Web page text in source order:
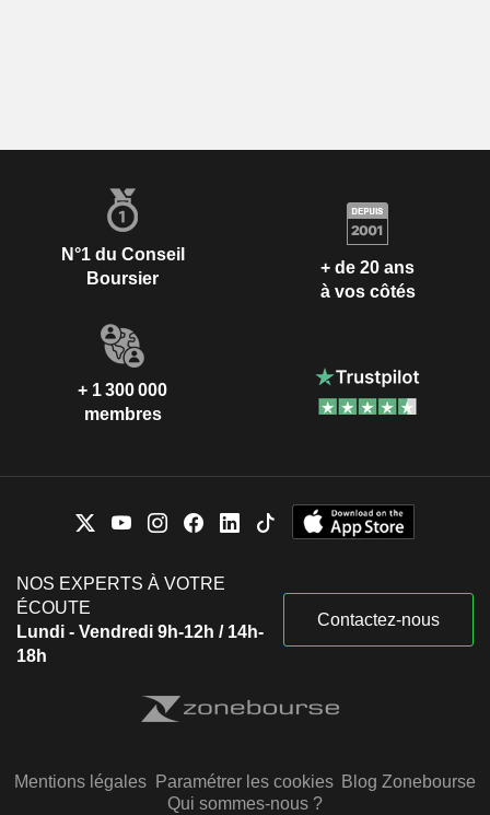
N°1 du Conseil
Boursier
+ de 20 ans
à vos côtés
+ 1 300 000
membres
NOS EXPERTS À VOTRE
ÉCOUTE
Lundi - Vendredi 9h-12h / 14h-
18h
Contactez-nous
Mentions légales Paramétrer les cookies Blog Zonebourse
Qui sommes-nous ?